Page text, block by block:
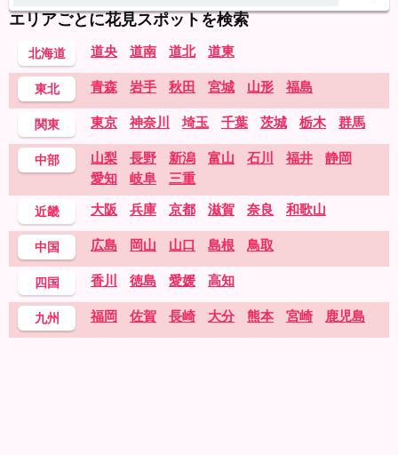
エリアごとに花見スポットを検索
北海道 道央 道南 道北 道東
東北 青森 岩手 秋田 宮城 山形 福島
関東 東京 神奈川 埼玉 千葉 茨城 栃木 群馬
中部 山梨 長野 新潟 富山 石川 福井
静岡
愛知
岐阜 三重
近畿 大阪 兵庫 京都 滋賀 奈良 和歌山
中国 広島 岡山 山口 島根 鳥取
四国 香川 徳島 愛媛 高知
九州 福岡 佐賀 長崎 大分 熊本 宮崎 鹿児島